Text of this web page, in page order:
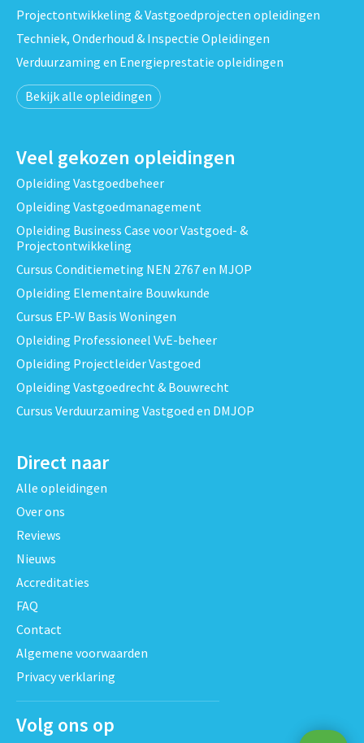
Projectontwikkeling & Vastgoedprojecten opleidingen
Techniek, Onderhoud & Inspectie Opleidingen
Verduurzaming en Energieprestatie opleidingen
Bekijk alle opleidingen
Veel gekozen opleidingen
Opleiding Vastgoedbeheer
Opleiding Vastgoedmanagement
Opleiding Business Case voor Vastgoed- &
Projectontwikkeling
Cursus Conditiemeting NEN 2767 en MJOP
Opleiding Elementaire Bouwkunde
Cursus EP-W Basis Woningen
Opleiding Professioneel VvE-beheer
Opleiding Projectleider Vastgoed
Opleiding Vastgoedrecht & Bouwrecht
Cursus Verduurzaming Vastgoed en DMJOP
Direct naar
Alle opleidingen
Over ons
Reviews
Nieuws
Accreditaties
FAQ
Contact
Algemene voorwaarden
Privacy verklaring
Volg ons op